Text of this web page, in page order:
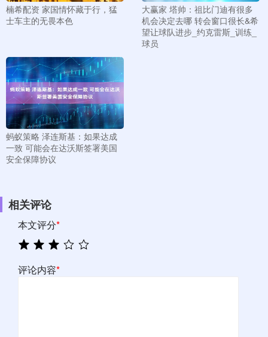
楠希配资 家国情怀藏于行，猛
士车主的无畏本色
大赢家 塔帅：祖比门迪有很多
机会决定去哪 转会窗口很长&希
望让球队进步_约克雷斯_训练_
球员
蚂蚁策略 泽连斯基：如果达成
一致 可能会在达沃斯签署美国
安全保障协议
相关评论
本文评分*
评论内容*